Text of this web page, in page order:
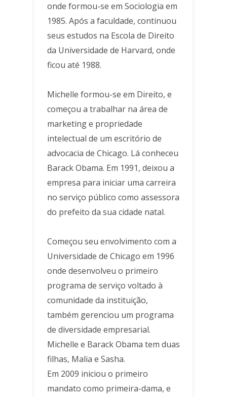
onde formou-se em Sociologia em
1985. Após a faculdade, continuou
seus estudos na Escola de Direito
da Universidade de Harvard, onde
ficou até 1988.
Michelle formou-se em Direito, e
começou a trabalhar na área de
marketing e propriedade
intelectual de um escritório de
advocacia de Chicago. Lá conheceu
Barack Obama. Em 1991, deixou a
empresa para iniciar uma carreira
no serviço público como assessora
do prefeito da sua cidade natal.
Começou seu envolvimento com a
Universidade de Chicago em 1996
onde desenvolveu o primeiro
programa de serviço voltado à
comunidade da instituição,
também gerenciou um programa
de diversidade empresarial.
Michelle e Barack Obama tem duas
filhas, Malia e Sasha.
Em 2009 iniciou o primeiro
mandato como primeira-dama, e